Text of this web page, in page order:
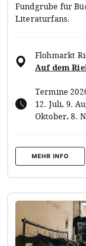
Fundgrube für
Literaturfans.
Flohmarkt
Auf dem
Termine
12. Juli, 9.
Oktober, 8.
MEHR INFO